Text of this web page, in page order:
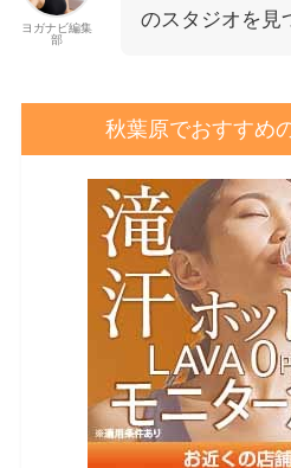
ヨガナビ編集
部
のスタジオを見
秋葉原でおすすめ